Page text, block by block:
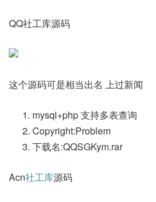
QQ社工库源码
这个源码可是相当出名 上过新闻
mysql+php 支持多表查询
Copyright:Problem
下载名:QQSGKym.rar
Acn社工库源码